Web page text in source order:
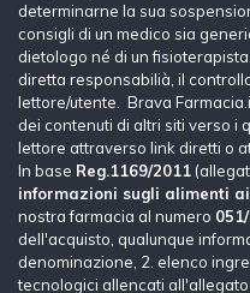
determinarne la sua
consigli di un medico sia
dietologo né di un
diretta responsabilià, il
lettore/utente. Brava
dei contenuti di altri siti verso i
lettore attraverso link diretti o
In base Reg.1169/2011
informazioni sugli alimenti
nostra farmacia al numero
dell'acquisto, qualunque
denominazione, 2. elenco
tecnologici allencati